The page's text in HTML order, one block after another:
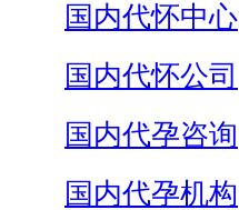
国内代怀中心
国内代怀公司
国内代孕咨询
国内代孕机构